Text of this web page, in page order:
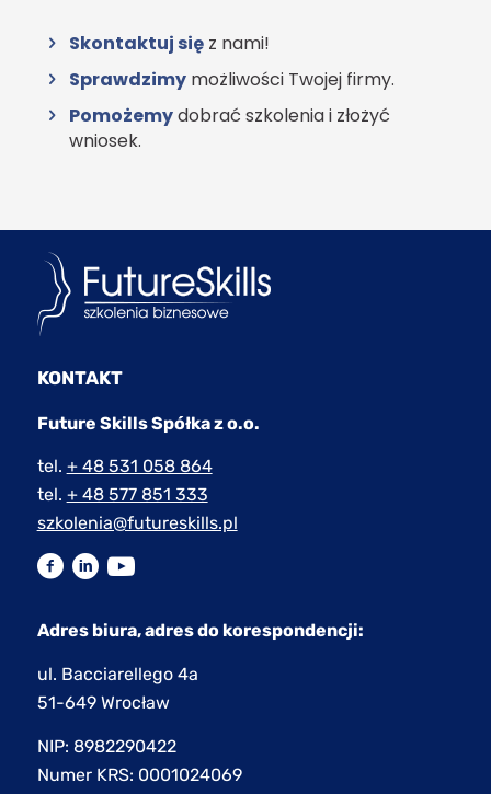
Skontaktuj sięz nami!
Sprawdzimymożliwości Twojej firmy.
Pomożemydobrać szkolenia i złożyć
wniosek.
KONTAKT
Future Skills Spółka z o.o.
tel. + 48 531 058 864
tel. + 48 577 851 333
szkolenia@futureskills.pl
Adres biura, adres do korespondencji:
ul. Bacciarellego 4a
51-649 Wrocław
NIP: 8982290422
Numer KRS: 0001024069